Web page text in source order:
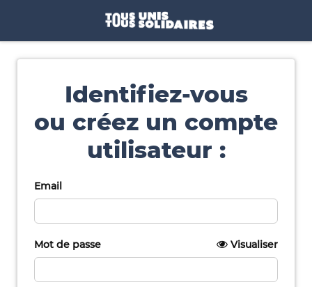
Identifiez-vous
ou créez un compte
utilisateur :
Email
Mot de passe Visualiser